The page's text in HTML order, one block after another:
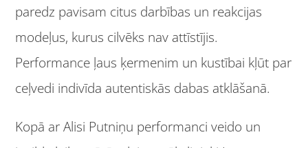
paredz pavisam citus darbības un reakcijas
modeļus, kurus cilvēks nav attīstījis.
Performance ļaus ķermenim un kustībai kļūt par
ceļvedi indivīda autentiskās dabas atklāšanā.
Kopā ar Alisi Putniņu performanci veido un